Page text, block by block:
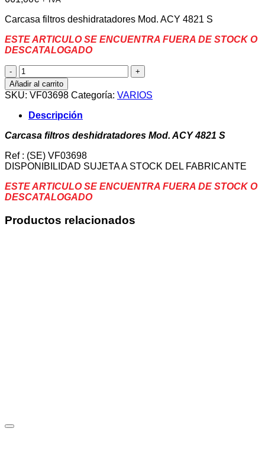
Carcasa filtros deshidratadores Mod. ACY 4821 S
ESTE ARTICULO SE ENCUENTRA FUERA DE STOCK O
DESCATALOGADO
Carcasa
filtros
deshidratadores
Mod.
ACY
4821
S
Añadir al carrito
SKU: VF03698 Categoría: VARIOS
Descripción
Carcasa filtros deshidratadores Mod. ACY 4821 S
Ref : (SE) VF03698
DISPONIBILIDAD SUJETA A STOCK DEL FABRICANTE
ESTE ARTICULO SE ENCUENTRA FUERA DE STOCK O
DESCATALOGADO
Productos relacionados